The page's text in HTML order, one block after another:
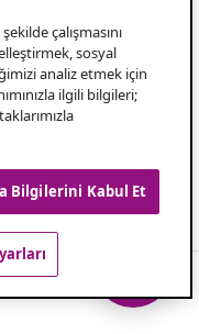
edin
kullanın
çalışmasını
sosyal
analiz etmek için
ilgili bilgileri;
Bilgilerini Kabul Et